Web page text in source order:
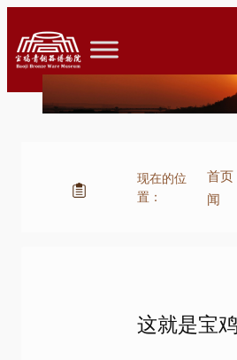
至
内
现在的位
置：
首页
闻
这就是宝鸡